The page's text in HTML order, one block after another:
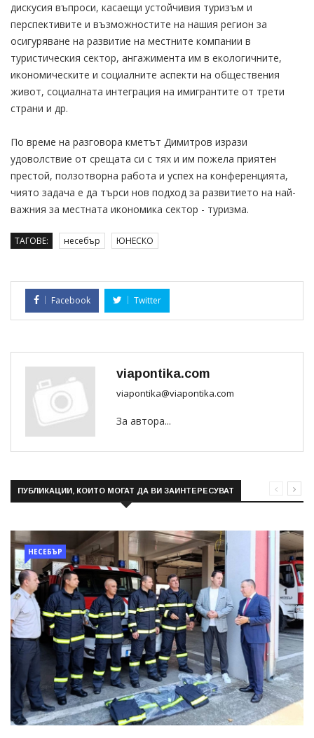
дискусия въпроси, касаещи устойчивия туризъм и
перспективите и възможностите на нашия регион за
осигуряване на развитие на местните компании в
туристическия сектор, ангажимента им в екологичните,
икономическите и социалните аспекти на обществения
живот, социалната интеграция на имигрантите от трети
страни и др.
По време на разговора кметът Димитров изрази
удоволствие от срещата си с тях и им пожела приятен
престой, ползотворна работа и успех на конференцията,
чиято задача е да търси нов подход за развитието на най-
важния за местната икономика сектор - туризма.
ТАГОВЕ: несебър ЮНЕСКО
Facebook Twitter
viapontika.com
viapontika@viapontika.com
За автора...
ПУБЛИКАЦИИ, КОИТО МОГАТ ДА ВИ ЗАИНТЕРЕСУВАТ
НЕСЕБЪР